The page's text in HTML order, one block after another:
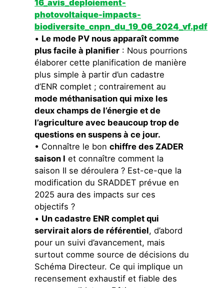
16_avis_deploiement-
photovoltaique-impacts-
biodiversite_cnpn_du_19_06_2024_vf.pdf
• Le mode PV nous apparaît comme
plus facile à planifier : Nous pourrions
élaborer cette planification de manière
plus simple à partir d’un cadastre
d’ENR complet ; contrairement au
mode méthanisation qui mixe les
deux champs de l’énergie et de
l’agriculture avec beaucoup trop de
questions en suspens à ce jour.
• Connaître le bonchiffre des ZADER
saison I et connaître comment la
saison II se déroulera ? Est-ce-que la
modification du SRADDET prévue en
2025 aura des impacts sur ces
objectifs ?
• Un cadastre ENR complet qui
servirait alors de référentiel, d’abord
pour un suivi d’avancement, mais
surtout comme source de décisions du
Schéma Directeur. Ce qui implique un
recensement exhaustif et fiable des